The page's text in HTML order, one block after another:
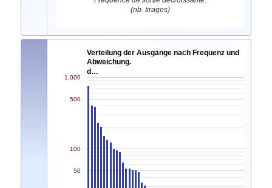
(nb. tirages)
Verteilung der Ausgänge nach Frequenz und
Abweichung.
d…
50
100
500
1,000